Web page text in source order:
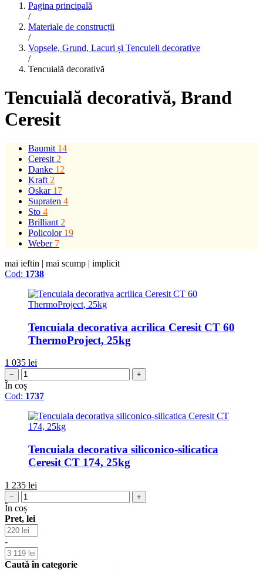
Pagina principală
/
Materiale de construcții
/
Vopsele, Grund, Lacuri și Tencuieli decorative
/
Tencuială decorativă
Tencuială decorativă, Brand
Ceresit
Baumit 14
Ceresit 2
Danke 12
Kraft 2
Oskar 17
Supraten 4
Sto 4
Brilliant 2
Policolor 19
Weber 7
mai ieftin | mai scump | implicit
Cod: 1738
Tencuiala decorativa acrilica Ceresit CT 60
ThermoProject, 25kg
1 035 lei
− +
În coș
Cod: 1737
Tencuiala decorativa siliconico-silicatica
Ceresit CT 174, 25kg
1 235 lei
− +
În coș
Pret, lei
-
Caută în categorie